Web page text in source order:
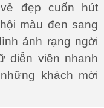
đẹp cuốn hút
màu đen sang
ảnh rạng ngời
diễn viên nhanh
khách mời